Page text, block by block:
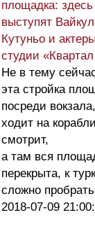
площадка: здесь
выступят
Кутуньо и
студии
Не в тему
эта стройка
посреди
ходит на
смотрит,
а там вся
перекрыта, к
сложно
2018-07-09